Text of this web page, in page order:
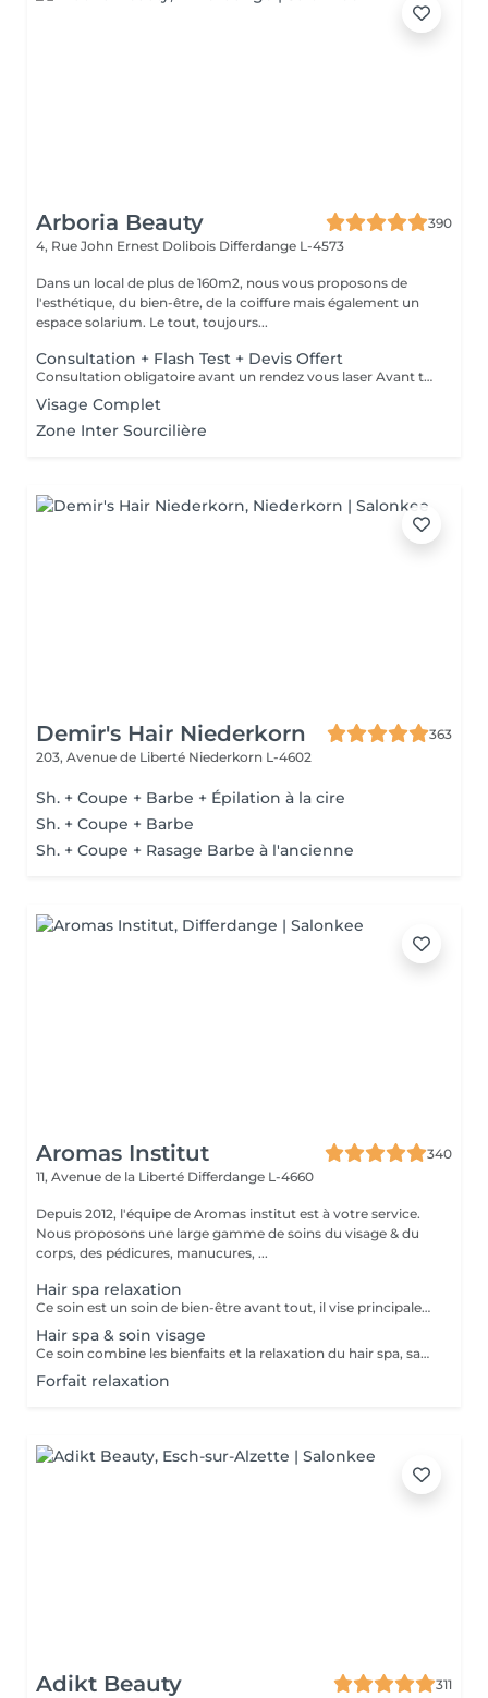
Arboria Beauty
390
4, Rue John Ernest Dolibois Differdange L-4573
Dans un local de plus de 160m2, nous vous proposons de
l'esthétique, du bien-être, de la coiffure mais également un
espace solarium. Le tout, toujours...
Consultation + Flash Test + Devis Offert
Consultation obligatoire avant un rendez vous laser Avant tout traitement, nous vous proposons gratuitement un rendez-vous d'information afin de vous apporter toutes les explications utiles et évaluer vos besoins spécifiques. Un flash test est effectué et un devis personnalisé vous est proposé.
Visage Complet
Zone Inter Sourcilière
Demir's Hair Niederkorn
363
203, Avenue de Liberté Niederkorn L-4602
Sh. + Coupe + Barbe + Épilation à la cire
Sh. + Coupe + Barbe
Sh. + Coupe + Rasage Barbe à l'ancienne
Aromas Institut
340
11, Avenue de la Liberté Differdange L-4660
Depuis 2012, l'équipe de Aromas institut est à votre service.
Nous proposons une large gamme de soins du visage & du
corps, des pédicures, manucures, ...
Hair spa relaxation
Ce soin est un soin de bien-être avant tout, il vise principalement à rééquilibrer l'harmonie du corps par des techniques et des pressions de massage au niveau du cuir chevelu, de la nuque et des épaules . Les huiles utilisées sont essentiellement là pour traiter les différentes caractéristiques de votre cuir chevelu et vos cheveux, merci de nous informer en cas d'allergie. Ce soin inclut des huiles essentielles, il est important de nous prévenir en cas de grossesse ou d'allergie. Déroulement du soin ; pose d'une huile spécifique gommage du cuir chevelu bain de vapeur et massage crânien masque des cheveux séchage Ce soin ne comprend pas de coiffure, ni de brushing à la fin du soin, uniquement un séchage.
Hair spa & soin visage
Ce soin combine les bienfaits et la relaxation du hair spa, savourez un soin du cuir chevelu associé à un massage de la nuque, des épaules et de la tête en traitant vous peau en même temps. Ce soin ne comprend pas de coiffure à la fin, ni de brushing, uniquement un séchage.
Forfait relaxation
Adikt Beauty
311